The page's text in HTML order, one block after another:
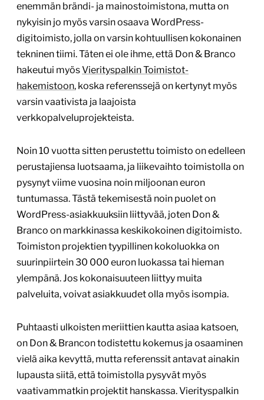
enemmän brändi- ja mainostoimistona, mutta on
nykyisin jo myös varsin osaava WordPress-
digitoimisto, jolla on varsin kohtuullisen kokonainen
tekninen tiimi. Täten ei ole ihme, että Don & Branco
hakeutui myösVierityspalkin Toimistot-
hakemistoon, koska referenssejä on kertynyt myös
varsin vaativista ja laajoista
verkkopalveluprojekteista.
Noin 10 vuotta sitten perustettu toimisto on edelleen
perustajiensa luotsaama, ja liikevaihto toimistolla on
pysynyt viime vuosina noin miljoonan euron
tuntumassa. Tästä tekemisestä noin puolet on
WordPress-asiakkuuksiin liittyvää, joten Don &
Branco on markkinassa keskikokoinen digitoimisto.
Toimiston projektien tyypillinen kokoluokka on
suurinpiirtein 30 000 euron luokassa tai hieman
ylempänä. Jos kokonaisuuteen liittyy muita
palveluita, voivat asiakkuudet olla myös isompia.
Puhtaasti ulkoisten meriittien kautta asiaa katsoen,
on Don & Brancon todistettu kokemus ja osaaminen
vielä aika kevyttä, mutta referenssit antavat ainakin
lupausta siitä, että toimistolla pysyvät myös
vaativammatkin projektit hanskassa. Vierityspalkin